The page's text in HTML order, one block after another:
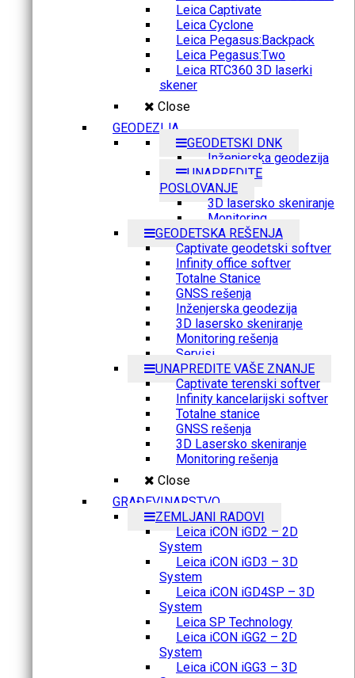
Leica Captivate
Leica Cyclone
Leica Pegasus:Backpack
Leica Pegasus:Two
Leica RTC360 3D laserki
skener
Close
GEODEZIJA
GEODETSKI DNK
Inženjerska geodezija
UNAPREDITE
POSLOVANJE
3D lasersko skeniranje
Monitoring
GEODETSKA REŠENJA
Captivate geodetski softver
Infinity office softver
Totalne Stanice
GNSS rešenja
Inženjerska geodezija
3D lasersko skeniranje
Monitoring rešenja
Servisi
UNAPREDITE VAŠE ZNANJE
Captivate terenski softver
Infinity kancelarijski softver
Totalne stanice
GNSS rešenja
3D Lasersko skeniranje
Monitoring rešenja
Close
GRAĐEVINARSTVO
ZEMLJANI RADOVI
Leica iCON iGD2 – 2D
System
Leica iCON iGD3 – 3D
System
Leica iCON iGD4SP – 3D
System
Leica SP Technology
Leica iCON iGG2 – 2D
System
Leica iCON iGG3 – 3D